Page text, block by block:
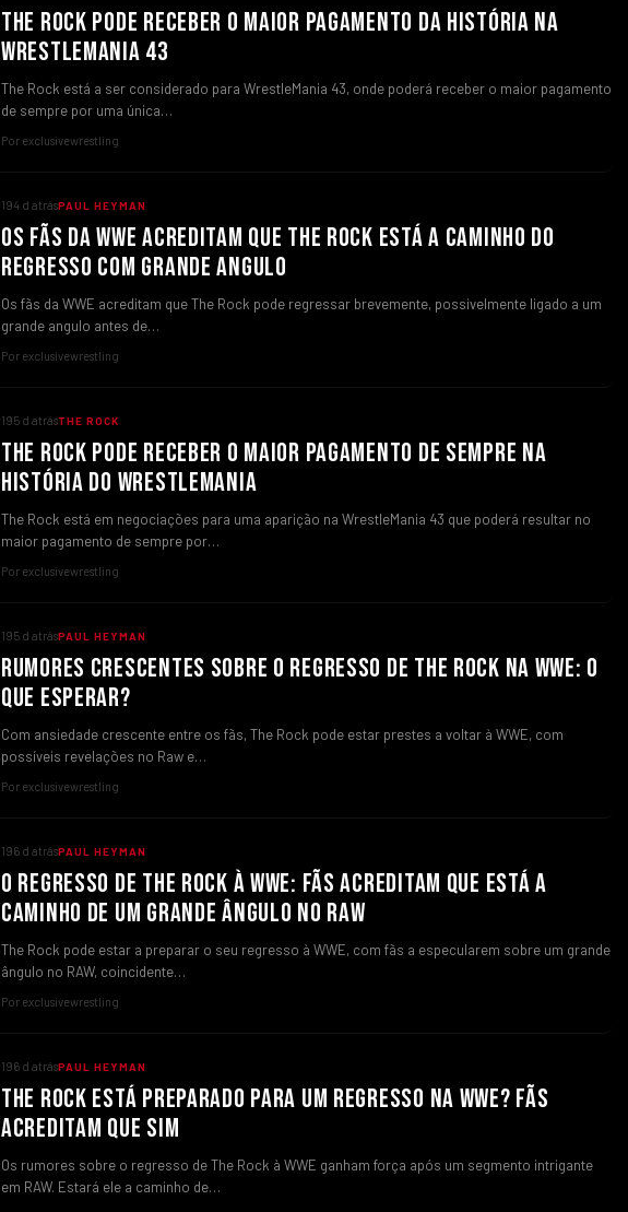
THE ROCK PODE RECEBER O MAIOR PAGAMENTO DA HISTÓRIA NA
WRESTLEMANIA 43
The Rock está a ser considerado para WrestleMania 43, onde poderá receber o maior pagamento
de sempre por uma única…
Por exclusivewrestling
194 d atrásPAUL HEYMAN
OS FÃS DA WWE ACREDITAM QUE THE ROCK ESTÁ A CAMINHO DO
REGRESSO COM GRANDE ANGULO
Os fãs da WWE acreditam que The Rock pode regressar brevemente, possivelmente ligado a um
grande angulo antes de…
Por exclusivewrestling
195 d atrásTHE ROCK
THE ROCK PODE RECEBER O MAIOR PAGAMENTO DE SEMPRE NA
HISTÓRIA DO WRESTLEMANIA
The Rock está em negociações para uma aparição na WrestleMania 43 que poderá resultar no
maior pagamento de sempre por…
Por exclusivewrestling
195 d atrásPAUL HEYMAN
RUMORES CRESCENTES SOBRE O REGRESSO DE THE ROCK NA WWE: O
QUE ESPERAR?
Com ansiedade crescente entre os fãs, The Rock pode estar prestes a voltar à WWE, com
possíveis revelações no Raw e…
Por exclusivewrestling
196 d atrásPAUL HEYMAN
O REGRESSO DE THE ROCK À WWE: FÃS ACREDITAM QUE ESTÁ A
CAMINHO DE UM GRANDE ÂNGULO NO RAW
The Rock pode estar a preparar o seu regresso à WWE, com fãs a especularem sobre um grande
ângulo no RAW, coincidente…
Por exclusivewrestling
196 d atrásPAUL HEYMAN
THE ROCK ESTÁ PREPARADO PARA UM REGRESSO NA WWE? FÃS
ACREDITAM QUE SIM
Os rumores sobre o regresso de The Rock à WWE ganham força após um segmento intrigante
em RAW. Estará ele a caminho de…